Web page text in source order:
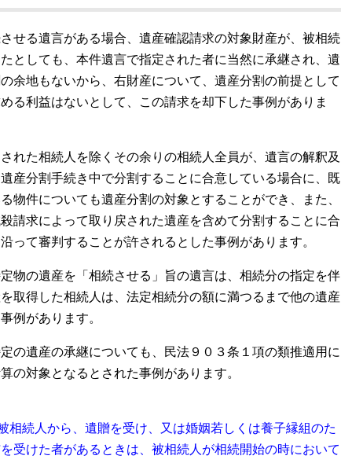
せる遺言がある場合、遺産確認請求の対象財産が、被相続
としても、本件遺言で指定された者に当然に承継され、遺
余地もないから、右財産について、遺産分割の前提として
る利益はないとして、この請求を却下した事例がありま
れた相続人を除くその余りの相続人全員が、遺言の解釈及
産分割手続き中で分割することに合意している場合に、既
物件についても遺産分割の対象とすることができ、また、
請求によって取り戻された遺産を含めて分割することに合
って審判することが許されるとした事例があります。
物の遺産を「相続させる」旨の遺言は、相続分の指定を伴
取得した相続人は、法定相続分の額に満つるまで他の遺産
例があります。
の遺産の承継についても、民法９０３条１項の類推適用に
の対象となるとされた事例があります。
続人から、遺贈を受け、又は婚姻若しくは養子縁組のた
受けた者があるときは、被相続人が相続開始の時において